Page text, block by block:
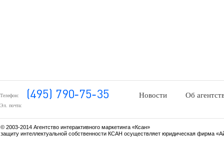
Телефон:
Эл. почта:
Новости Об
© 2003-2014 Агентство интерактивного маркетинга «Ксан»
защиту интеллектуальной собственности КСАН осуществляет юридическая фирма